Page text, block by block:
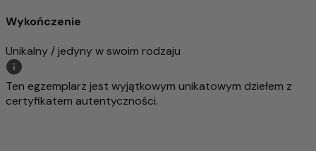
Wykończenie
Unikalny / jedyny w swoim rodzaju
Ten egzemplarz jest wyjątkowym unikatowym dziełem z
certyfikatem autentyczności.